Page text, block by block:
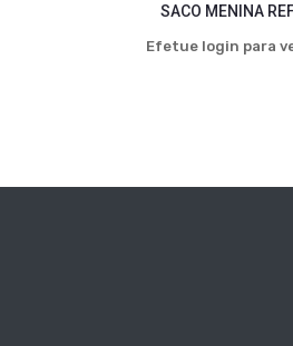
SACO MENINA
Efetue login para